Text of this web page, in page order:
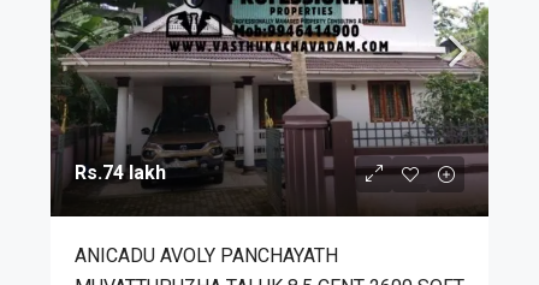
Rs.74 lakh
ANICADU AVOLY PANCHAYATH